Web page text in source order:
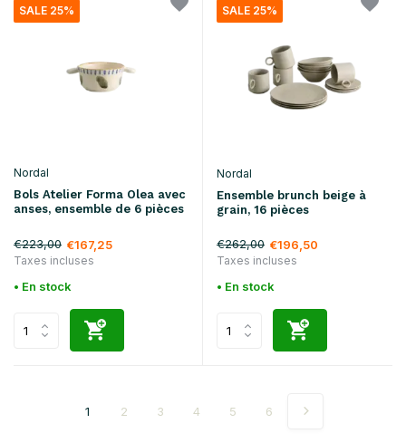
SALE 25%
Nordal
Bols Atelier Forma Olea avec
anses, ensemble de 6 pièces
€223,00 €167,25
Taxes incluses
• En stock
SALE 25%
Nordal
Ensemble brunch beige à
grain, 16 pièces
€262,00 €196,50
Taxes incluses
• En stock
1 2 3 4 5 6